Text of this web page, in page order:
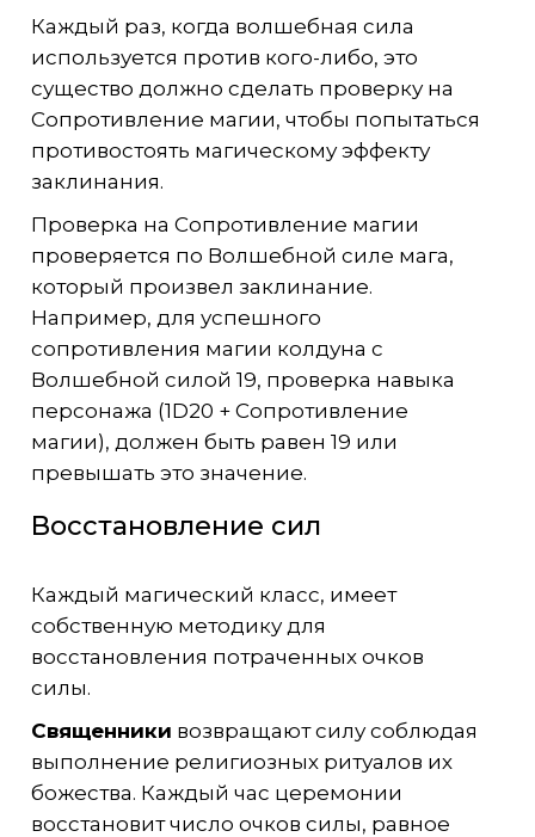
Каждый раз, когда волшебная сила
используется против кого-либо, это
существо должно сделать проверку на
Сопротивление магии, чтобы попытаться
противостоять магическому эффекту
заклинания.
Проверка на Сопротивление магии
проверяется по Волшебной силе мага,
который произвел заклинание.
Например, для успешного
сопротивления магии колдуна с
Волшебной силой 19, проверка навыка
персонажа (1D20 + Сопротивление
магии), должен быть равен 19 или
превышать это значение.
Восстановление сил
Каждый магический класс, имеет
собственную методику для
восстановления потраченных очков
силы.
Священники возвращают силу соблюдая
выполнение религиозных ритуалов их
божества. Каждый час церемонии
восстановит число очков силы, равное